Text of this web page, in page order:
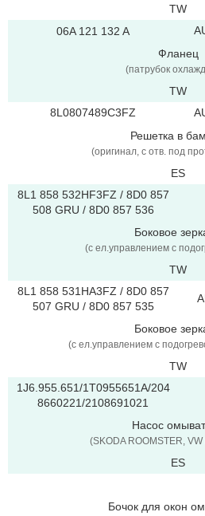
TW
06A 121 132 A
Фланец
(патрубок
TW
8L0807489C3FZ
Решетка в
(оригинал, с отв. под
ES
8L1 858 532HF3FZ / 8D0 857
508 GRU / 8D0 857 536
Боковое
(с ел.управлением с
TW
8L1 858 531HA3FZ / 8D0 857
507 GRU / 8D0 857 535
Боковое
(с ел.управлением с
TW
1J6.955.651/1T0955651A/204
8660221/2108691021
Насос
(SKODA ROOMSTER,
ES
Бочок для окон